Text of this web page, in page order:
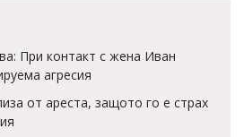
При контакт с жена Иван
агресия
от ареста, защото го е страх